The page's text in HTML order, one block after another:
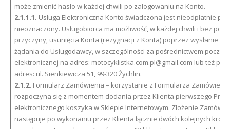
może zmienić hasło w każdej chwili po zalogowaniu na Konto.
2.1.1.1. Usługa Elektroniczna Konto świadczona jest nieodpłatnie
nieoznaczony. Usługobiorca ma możliwość, w każdej chwili i bez
przyczyny, usunięcia Konta (rezygnacji z Konta) poprzez wysłanie
żądania do Usługodawcy, w szczególności za pośrednictwem poczty
elektronicznej na adres: motocyklistka.com.pl@gmail.com lub też
adres: ul. Sienkiewicza 51, 99-320 Żychlin.
2.1.2. Formularz Zamówienia – korzystanie z Formularza Zamówienia
rozpoczyna się z momentem dodania przez Klienta pierwszego
elektronicznego koszyka w Sklepie Internetowym. Złożenie
następuje po wykonaniu przez Klienta łącznie dwóch kolejnych